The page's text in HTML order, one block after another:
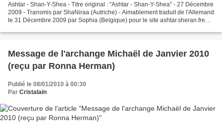
Ashtar - Shan-Y-Shea - Titre original : "Ashtar - Shan-Y-Shea" - 27 Décembre
2009 - Transmis par ShaNiraa (Autriche) - Aimablement traduit de l'Allemand
le 31 Décembre 2009 par Sophia (Belgique) pour le site ashtar.sheran.free.fr
Message de l'archange Michaël de Janvier 2010
(reçu par Ronna Herman)
Publié le 08/01/2010 à 00:30
Par Cristalain